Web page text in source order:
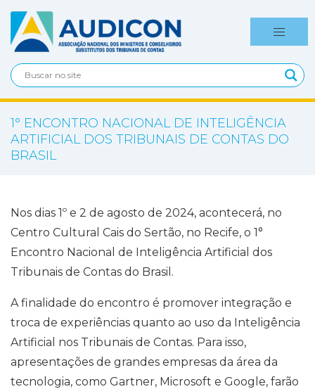
1° ENCONTRO NACIONAL DE INTELIGÊNCIA
ARTIFICIAL DOS TRIBUNAIS DE CONTAS DO
BRASIL
Nos dias 1º e 2 de agosto de 2024, acontecerá, no
Centro Cultural Cais do Sertão, no Recife, o 1°
Encontro Nacional de Inteligência Artificial dos
Tribunais de Contas do Brasil.
A finalidade do encontro é promover integração e
troca de experiências quanto ao uso da Inteligência
Artificial nos Tribunais de Contas. Para isso,
apresentações de grandes empresas da área da
tecnologia, como Gartner, Microsoft e Google, farão